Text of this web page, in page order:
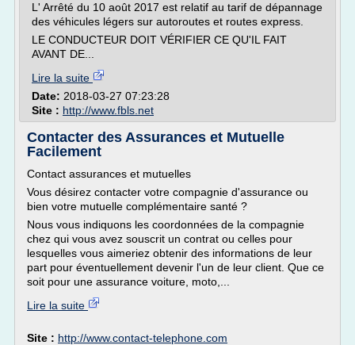
L' Arrêté du 10 août 2017 est relatif au tarif de dépannage
des véhicules légers sur autoroutes et routes express.
LE CONDUCTEUR DOIT VÉRIFIER CE QU'IL FAIT
AVANT DE...
Lire la suite
Date: 2018-03-27 07:23:28
Site : http://www.fbls.net
Contacter des Assurances et Mutuelle
Facilement
Contact assurances et mutuelles
Vous désirez contacter votre compagnie d'assurance ou
bien votre mutuelle complémentaire santé ?
Nous vous indiquons les coordonnées de la compagnie
chez qui vous avez souscrit un contrat ou celles pour
lesquelles vous aimeriez obtenir des informations de leur
part pour éventuellement devenir l'un de leur client. Que ce
soit pour une assurance voiture, moto,...
Lire la suite
Site : http://www.contact-telephone.com